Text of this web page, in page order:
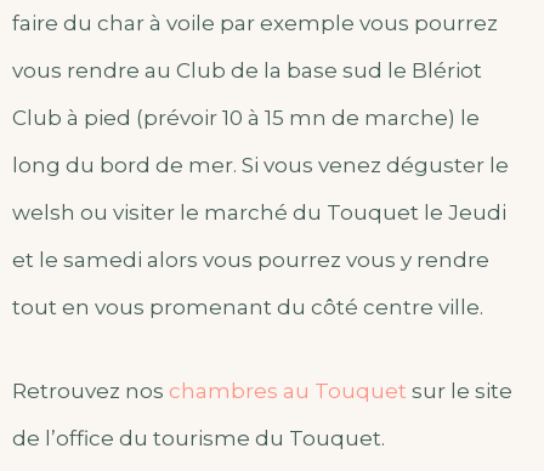
faire du char à voile par exemple vous pourrez
vous rendre au Club de la base sud le Blériot
Club à pied (prévoir 10 à 15 mn de marche) le
long du bord de mer. Si vous venez déguster le
welsh ou visiter le marché du Touquet le Jeudi
et le samedi alors vous pourrez vous y rendre
tout en vous promenant du côté centre ville.
Retrouvez nos chambres au Touquet sur le site
de l’office du tourisme du Touquet.